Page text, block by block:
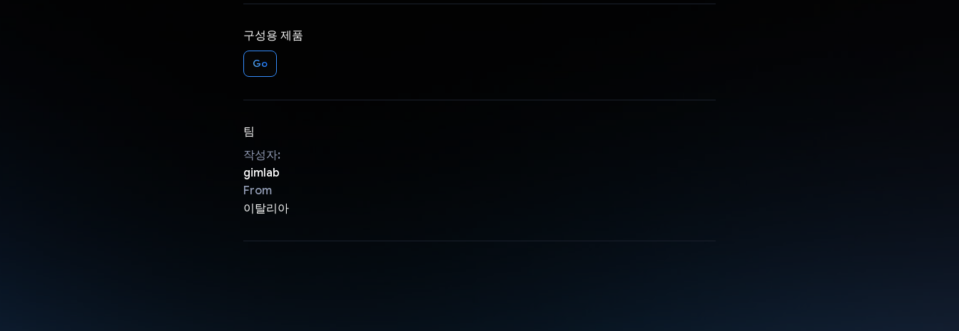
구성용 제품
Go
팀
작성자:
gimlab
From
이탈리아